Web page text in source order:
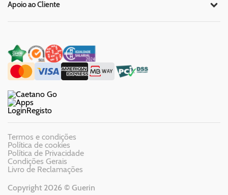
Apoio ao Cliente
LoginRegisto
Copyright 2026 © Guerin
Termos e condições
Política de cookies
Política de Privacidade
Condições Gerais
Livro de Reclamações